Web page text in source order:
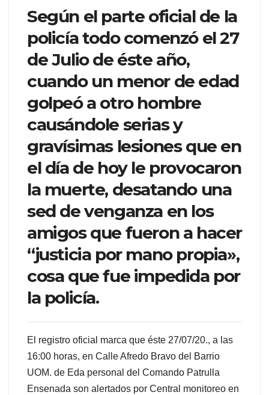
Según el parte oficial de la
policía todo comenzó el 27
de Julio de éste año,
cuando un menor de edad
golpeó a otro hombre
causándole serias y
gravísimas lesiones que en
el día de hoy le provocaron
la muerte, desatando una
sed de venganza en los
amigos que fueron a hacer
“justicia por mano propia»,
cosa que fue impedida por
la policía.
El registro oficial marca que éste 27/07/20., a las
16:00 horas, en Calle Afredo Bravo del Barrio
UOM. de Eda personal del Comando Patrulla
Ensenada son alertados por Central monitoreo en